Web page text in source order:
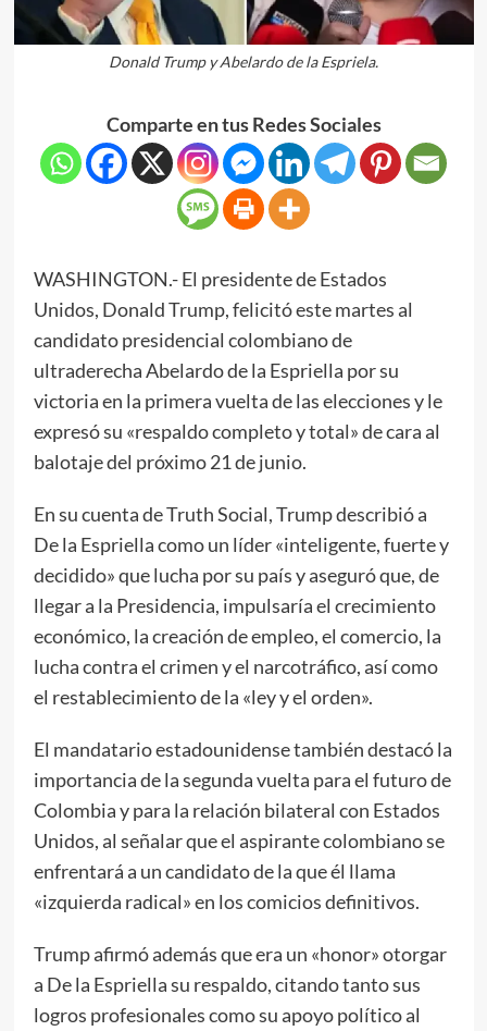
Donald Trump y Abelardo de la Espriela.
Comparte en tus Redes Sociales
WASHINGTON.- El presidente de Estados
Unidos, Donald Trump, felicitó este martes al
candidato presidencial colombiano de
ultraderecha Abelardo de la Espriella por su
victoria en la primera vuelta de las elecciones y le
expresó su «respaldo completo y total» de cara al
balotaje del próximo 21 de junio.
En su cuenta de Truth Social, Trump describió a
De la Espriella como un líder «inteligente, fuerte y
decidido» que lucha por su país y aseguró que, de
llegar a la Presidencia, impulsaría el crecimiento
económico, la creación de empleo, el comercio, la
lucha contra el crimen y el narcotráfico, así como
el restablecimiento de la «ley y el orden».
El mandatario estadounidense también destacó la
importancia de la segunda vuelta para el futuro de
Colombia y para la relación bilateral con Estados
Unidos, al señalar que el aspirante colombiano se
enfrentará a un candidato de la que él llama
«izquierda radical» en los comicios definitivos.
Trump afirmó además que era un «honor» otorgar
a De la Espriella su respaldo, citando tanto sus
logros profesionales como su apoyo político al